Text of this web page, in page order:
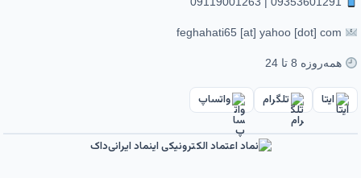
همه‌روزه 8 تا 24
ایتا تلگرام واتساپ